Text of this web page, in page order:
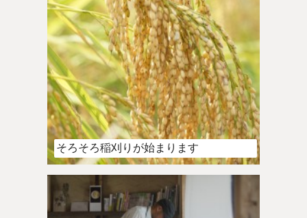
そろそろ稲刈りが始まります